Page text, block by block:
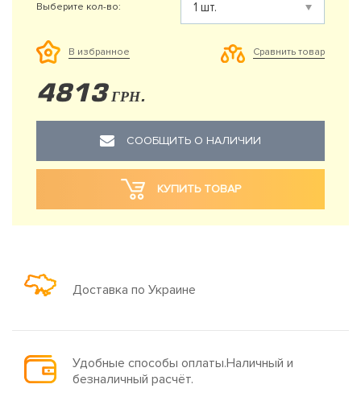
Выберите кол-во:
В избранное Сравнить товар
4813 ГРН.
СООБЩИТЬ О НАЛИЧИИ
КУПИТЬ ТОВАР
Доставка по Украине
Удобные способы оплаты.Наличный и
безналичный расчёт.